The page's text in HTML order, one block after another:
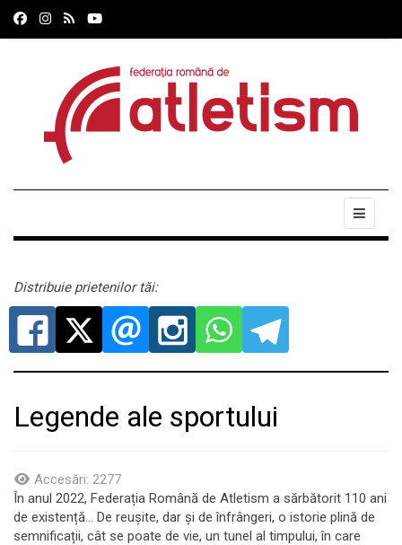
Distribuie prietenilor tăi:
Legende ale sportului
Accesări: 2277
În anul 2022, Federația Română de Atletism a sărbătorit 110 ani
de existență... De reușite, dar și de înfrângeri, o istorie plină de
semnificații, cât se poate de vie, un tunel al timpului, în care